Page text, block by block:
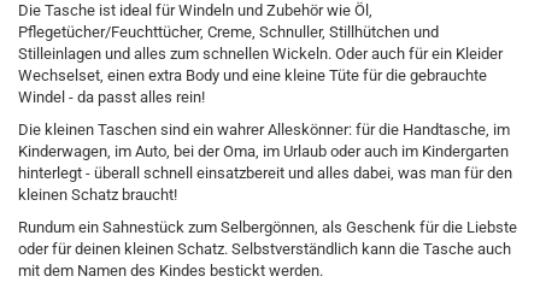
Die Tasche ist ideal für Windeln und Zubehör wie Öl,
Pflegetücher/Feuchttücher, Creme, Schnuller, Stillhütchen und
Stilleinlagen und alles zum schnellen Wickeln. Oder auch für ein Kleider
Wechselset, einen extra Body und eine kleine Tüte für die gebrauchte
Windel - da passt alles rein!
Die kleinen Taschen sind ein wahrer Alleskönner: für die Handtasche, im
Kinderwagen, im Auto, bei der Oma, im Urlaub oder auch im Kindergarten
hinterlegt - überall schnell einsatzbereit und alles dabei, was man für den
kleinen Schatz braucht!
Rundum ein Sahnestück zum Selbergönnen, als Geschenk für die Liebste
oder für deinen kleinen Schatz. Selbstverständlich kann die Tasche auch
mit dem Namen des Kindes bestickt werden.